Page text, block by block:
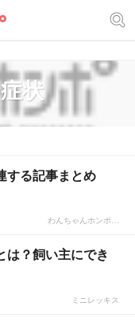
状
する記事まとめ
わんちゃんホンポ…
は？飼い主にでき
ミニレッキス